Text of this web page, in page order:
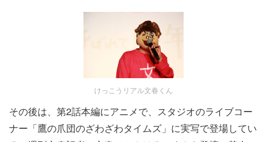
けっこうリアル文春くん
その後は、第2話本編にアニメで、スタジオのライブコー
ナー「鷹の爪団のざわざわタイムズ」に実写で登場してい